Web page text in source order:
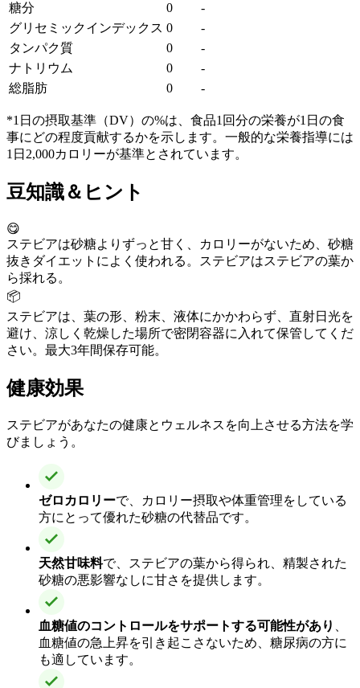
糖分
0
-
グリセミックインデックス 0
-
タンパク質
0
-
ナトリウム
0
-
総脂肪
0 -
*1日の摂取基準（DV）の%は、食品1回分の栄養が1日の食
事にどの程度貢献するかを示します。一般的な栄養指導には
1日2,000カロリーが基準とされています。
豆知識＆ヒント
😋
ステビアは砂糖よりずっと甘く、カロリーがないため、砂糖
抜きダイエットによく使われる。ステビアはステビアの葉か
ら採れる。
📦
ステビアは、葉の形、粉末、液体にかかわらず、直射日光を
避け、涼しく乾燥した場所で密閉容器に入れて保管してくだ
さい。最大3年間保存可能。
健康効果
ステビアがあなたの健康とウェルネスを向上させる方法を学
びましょう。
ゼロカロリーで、カロリー摂取や体重管理をしている
方にとって優れた砂糖の代替品です。
天然甘味料で、ステビアの葉から得られ、精製された
砂糖の悪影響なしに甘さを提供します。
血糖値のコントロールをサポートする可能性があり
血糖値の急上昇を引き起こさないため、糖尿病の方に
も適しています。